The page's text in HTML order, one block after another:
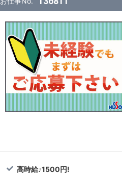
高時給♪1500円!